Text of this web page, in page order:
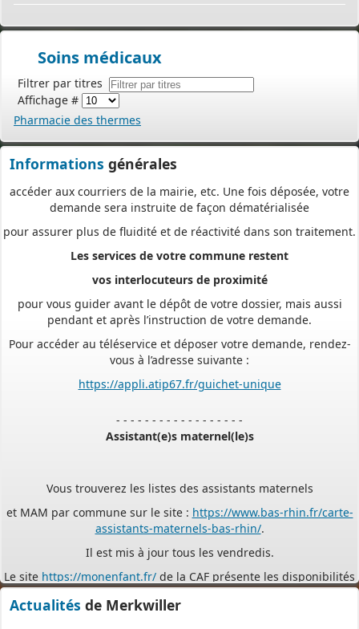
Soins médicaux
Filtrer par titres
Affichage #
Pharmacie des thermes
Informations générales
exemplaires, d’envoyer des plis en recommandé avec accusé de
réception
ou de vous déplacer aux horaires d’ouverture de votre mairie : en
déposant en ligne, vous réaliserez des économies de papier,
de frais d’envoi et de temps. Vous pouvez également suivre en
ligne l’avancement du traitement de votre demande,
demande sera instruite de façon dématérialisée
pour assurer plus de fluidité et de réactivité dans son traitement.
Les services de votre commune restent
pendant et après l’instruction de votre demande.
Pour accéder au téléservice et déposer votre demande, rendez-
vous à l’adresse suivante :
Assistant(e)s maternel(le)s
assistants-maternels-bas-rhin/.
https://monenfant.fr/
des assistants maternels.
Actualités de Merkwiller